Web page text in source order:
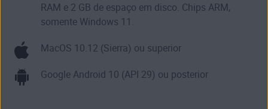
RAM e 2 GB de espaço em disco. Chips ARM,
somente Windows 11.
MacOS 10.12 (Sierra) ou superior
Google Android 10 (API 29) ou posterior